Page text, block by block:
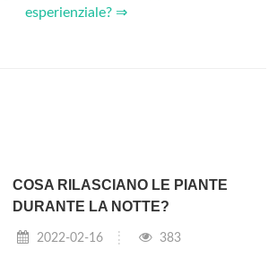
esperienziale? ⇒
COSA RILASCIANO LE PIANTE
DURANTE LA NOTTE?
2022-02-16 383